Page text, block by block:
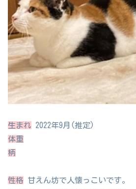
生まれ 2022年9月(推定)
体重
柄
性格 甘えん坊で人懐っこいです。